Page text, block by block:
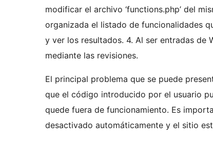
modificar el archivo ‘functions.php’ del
organizada el listado de funcionalidades
y ver los resultados. 4. Al ser entradas de
mediante las revisiones.
El principal problema que se puede
que el código introducido por el usuario
quede fuera de funcionamiento. Es
desactivado automáticamente y el sitio